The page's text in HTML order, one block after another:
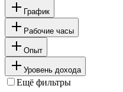
График
Рабочие часы
Опыт
Уровень дохода
Ещё фильтры